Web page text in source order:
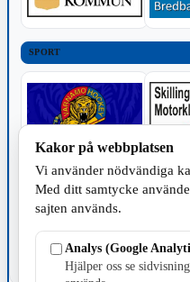
SPORT
TILLVERKNING
Kakor på webbplatsen
Vi använder nödvändiga
Med ditt samtycke
sajten används.
Analys (Google
Hjälper oss se